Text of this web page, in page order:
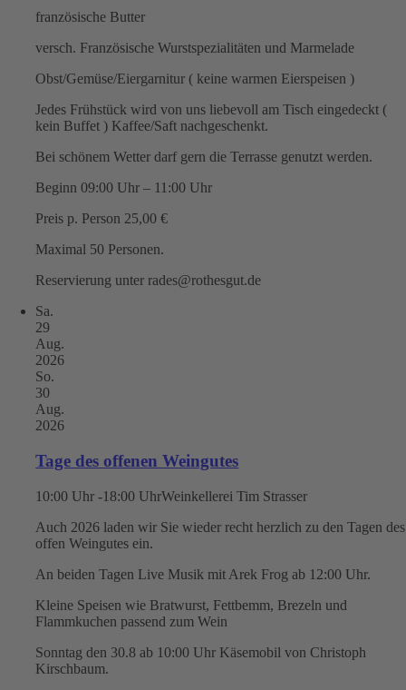
französische Butter
versch. Französische Wurstspezialitäten und Marmelade
Obst/Gemüse/Eiergarnitur ( keine warmen Eierspeisen )
Jedes Frühstück wird von uns liebevoll am Tisch eingedeckt (
kein Buffet ) Kaffee/Saft nachgeschenkt.
Bei schönem Wetter darf gern die Terrasse genutzt werden.
Beginn 09:00 Uhr – 11:00 Uhr
Preis p. Person 25,00 €
Maximal 50 Personen.
Reservierung unter rades@rothesgut.de
Sa.
29
Aug.
2026
So.
30
Aug.
2026
Tage des offenen Weingutes
10:00 Uhr -18:00 UhrWeinkellerei Tim Strasser
Auch 2026 laden wir Sie wieder recht herzlich zu den Tagen des
offen Weingutes ein.
An beiden Tagen Live Musik mit Arek Frog ab 12:00 Uhr.
Kleine Speisen wie Bratwurst, Fettbemm, Brezeln und
Flammkuchen passend zum Wein
Sonntag den 30.8 ab 10:00 Uhr Käsemobil von Christoph
Kirschbaum.